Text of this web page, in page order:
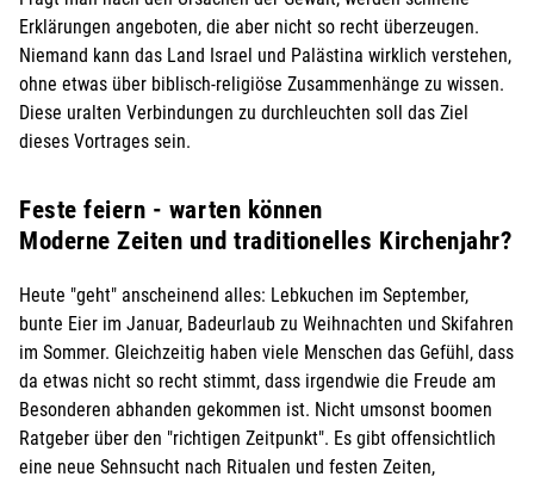
Erklärungen angeboten, die aber nicht so recht überzeugen.
Niemand kann das Land Israel und Palästina wirklich verstehen,
ohne etwas über biblisch-religiöse Zusammenhänge zu wissen.
Diese uralten Verbindungen zu durchleuchten soll das Ziel
dieses Vortrages sein.
Feste feiern - warten können
Moderne Zeiten und traditionelles Kirchenjahr?
Heute "geht" anscheinend alles: Lebkuchen im September,
bunte Eier im Januar, Badeurlaub zu Weihnachten und Skifahren
im Sommer. Gleichzeitig haben viele Menschen das Gefühl, dass
da etwas nicht so recht stimmt, dass irgendwie die Freude am
Besonderen abhanden gekommen ist. Nicht umsonst boomen
Ratgeber über den "richtigen Zeitpunkt". Es gibt offensichtlich
eine neue Sehnsucht nach Ritualen und festen Zeiten,